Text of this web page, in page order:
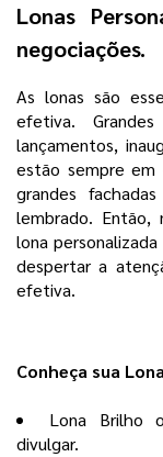
Lonas
negociações.
As lonas são
efetiva.
lançamentos,
estão sempre em
grandes
lembrado. Então,
lona
despertar a
efetiva.
Conheça sua
Lona Brilho
divulgar.